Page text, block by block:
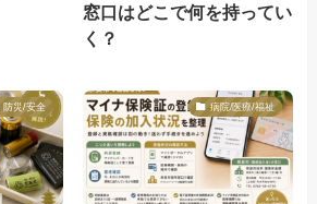
窓口はどこで何を持ってい
く？
防災/安全 病院/医療/福祉